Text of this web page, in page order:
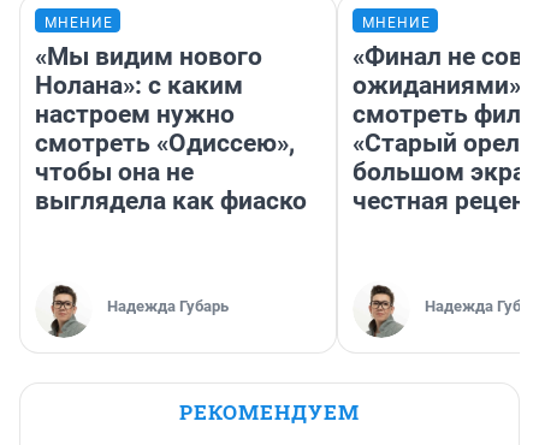
МНЕНИЕ
«Мы видим нового
Нолана»: с каким
настроем нужно
смотреть «Одиссею»,
чтобы она не
выглядела как фиаско
Надежда Губарь
МНЕНИЕ
«Финал не
ожиданиями»:
смотреть
«Старый орел»
большом
честная
Надежда
РЕКОМЕНДУЕМ